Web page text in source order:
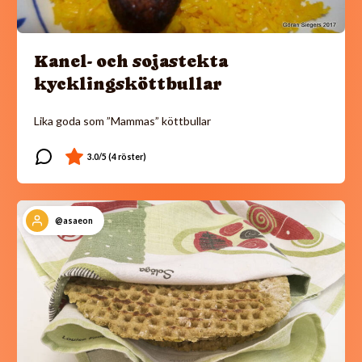
Kanel- och sojastekta
kycklingsköttbullar
Lika goda som ”Mammas” köttbullar
@asaeon